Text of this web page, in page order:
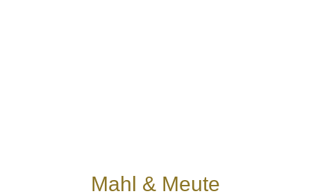
Mahl & Meute